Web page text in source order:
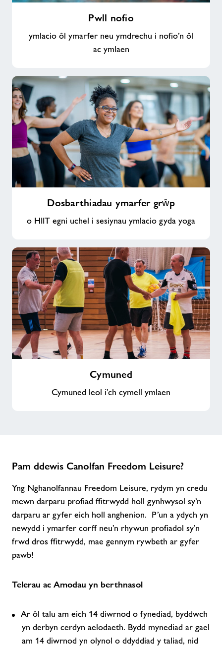
Pwll nofio
ymlacio ôl ymarfer neu ymdrechu i nofio’n ôl
ac ymlaen
Dosbarthiadau ymarfer grŵp
o HIIT egni uchel i sesiynau ymlacio gyda yoga
Cymuned
Cymuned leol i’ch cymell ymlaen
Pam ddewis Canolfan Freedom Leisure?
Yng Nghanolfannau Freedom Leisure, rydym yn credu
mewn darparu profiad ffitrwydd holl gynhwysol sy’n
darparu ar gyfer eich holl anghenion. P’un a ydych yn
newydd i ymarfer corff neu’n rhywun profiadol sy’n
frwd dros ffitrwydd, mae gennym rywbeth ar gyfer
pawb!
Telerau ac Amodau yn berthnasol
Ar ôl talu am eich 14 diwrnod o fynediad, byddwch
yn derbyn cerdyn aelodaeth. Bydd mynediad ar gael
am 14 diwrnod yn olynol o ddyddiad y taliad, nid